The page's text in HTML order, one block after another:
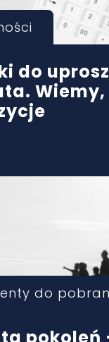
do
Wiemy,
do